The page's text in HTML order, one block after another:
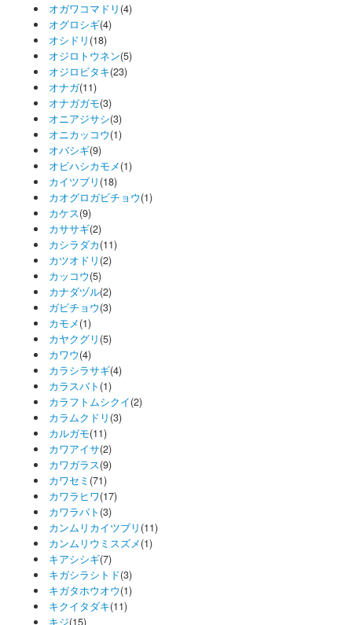
オガワコマドリ (4)
オグロシギ(4)
オシドリ (18)
オジロトウネン(5)
オジロビタキ(23)
オナガ(11)
オナガガモ(3)
オニアジサシ(3)
オニカッコウ(1)
オバシギ(9)
オビハシカモメ(1)
カイツブリ (18)
カオグロガビチョウ(1)
カケス(9)
カササギ(2)
カシラダカ(11)
カツオドリ (2)
カッコウ(5)
カナダヅル(2)
ガビチョウ(3)
カモメ(1)
カヤクグリ (5)
カワウ(4)
カラシラサギ(4)
カラスバト (1)
カラフトムシクイ(2)
カラムクドリ (3)
カルガモ(11)
カワアイサ(2)
カワガラス(9)
カワセミ (71)
カワラヒワ(17)
カワラバト (3)
カンムリカイツブリ (11)
カンムリウミスズメ(1)
キアシシギ(7)
キガシラシトド(3)
キガタホウオウ(1)
キクイタダキ(11)
キジ(15)